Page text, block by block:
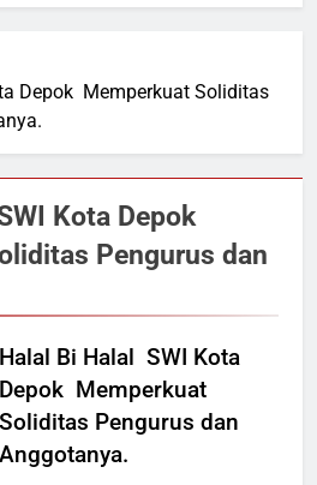
Depok Memperkuat Soliditas
Kota Depok
Pengurus dan
Halal Bi Halal SWI Kota
Depok Memperkuat
Soliditas Pengurus dan
Anggotanya.